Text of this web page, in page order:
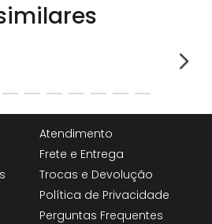
Atendimento
Frete e Entrega
Trocas e Devolução
Política de Privacidade
Perguntas Frequentes